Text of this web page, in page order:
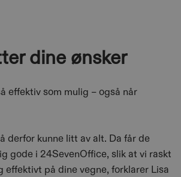
dine ønsker
effektiv som mulig – også når
derfor kunne litt av alt. Da får de
gode i 24SevenOffice, slik at vi raskt
på dine vegne, forklarer Lisa